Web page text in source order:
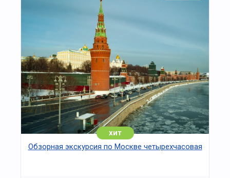
хит
Обзорная экскурсия по Москве четырехчасовая